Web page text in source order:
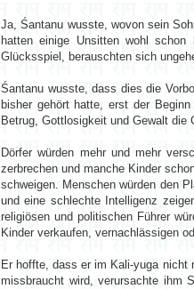
Ja, Śantanu wusste, wovon sein
hatten einige Unsitten wohl
Glücksspiel, berauschten sich
Śantanu wusste, dass dies die
bisher gehört hatte, erst der
Betrug, Gottlosigkeit und Gewalt die
Dörfer würden mehr und mehr
zerbrechen und manche Kinder
schweigen. Menschen würden den
und eine schlechte Intelligenz
religiösen und politischen Führer
Kinder verkaufen, vernachlässigen
Er hoffte, dass er im Kali-yuga nicht
missbraucht wird, verursachte ihm